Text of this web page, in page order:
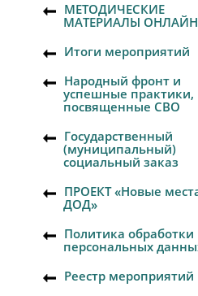
МЕТОДИЧЕСКИЕ
МАТЕРИАЛЫ ОНЛАЙН
Итоги мероприятий
Народный фронт и
успешные практики,
посвященные СВО
Государственный
(муниципальный)
социальный заказ
ПРОЕКТ «Новые
ДОД»
Политика обработки
персональных
Реестр мероприятий